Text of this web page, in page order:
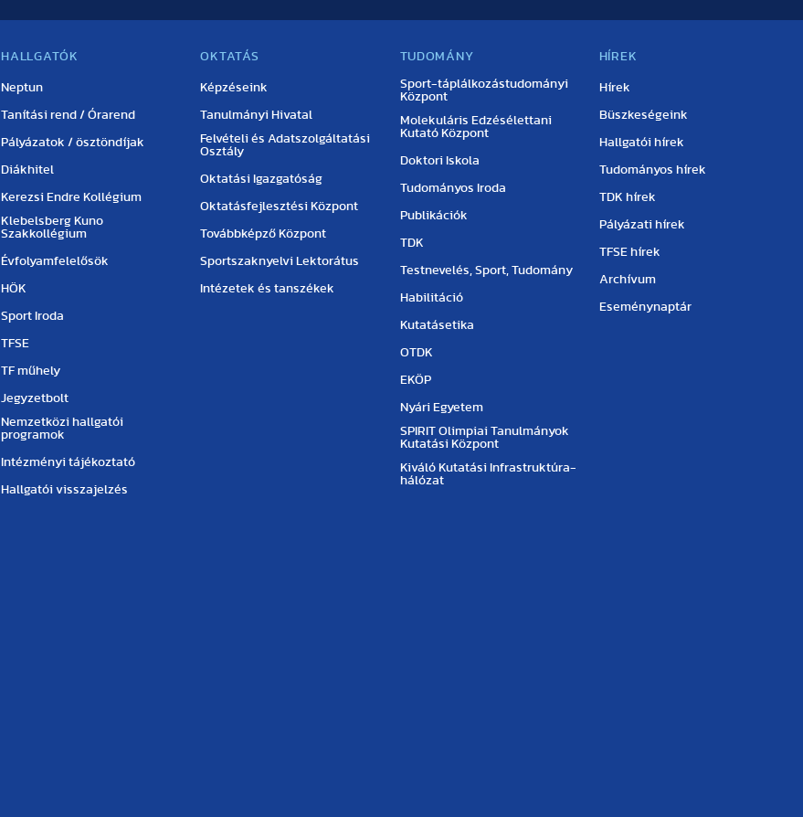
HALLGATÓK
Neptun
Tanítási rend / Órarend
Pályázatok / ösztöndíjak
Diákhitel
Kerezsi Endre Kollégium
Klebelsberg Kuno
Szakkollégium
Évfolyamfelelősök
HÖK
Sport Iroda
TFSE
TF műhely
Jegyzetbolt
Nemzetközi hallgatói
programok
Intézményi tájékoztató
Hallgatói visszajelzés
OKTATÁS
Képzéseink
Tanulmányi Hivatal
Felvételi és Adatszolgáltatási
Osztály
Oktatási Igazgatóság
Oktatásfejlesztési Központ
Továbbképző Központ
Sportszaknyelvi Lektorátus
Intézetek és tanszékek
TUDOMÁNY
Sport-táplálkozástudományi
Központ
Molekuláris Edzésélettani
Kutató Központ
Doktori Iskola
Tudományos Iroda
Publikációk
TDK
Testnevelés, Sport, Tudomány
Habilitáció
Kutatásetika
OTDK
EKÖP
Nyári Egyetem
SPIRIT Olimpiai Tanulmányok
Kutatási Központ
Kiváló Kutatási Infrastruktúra-
hálózat
HÍREK
Hírek
Büszkeségeink
Hallgatói hírek
Tudományos hírek
TDK hírek
Pályázati hírek
TFSE hírek
Archívum
Eseménynaptár